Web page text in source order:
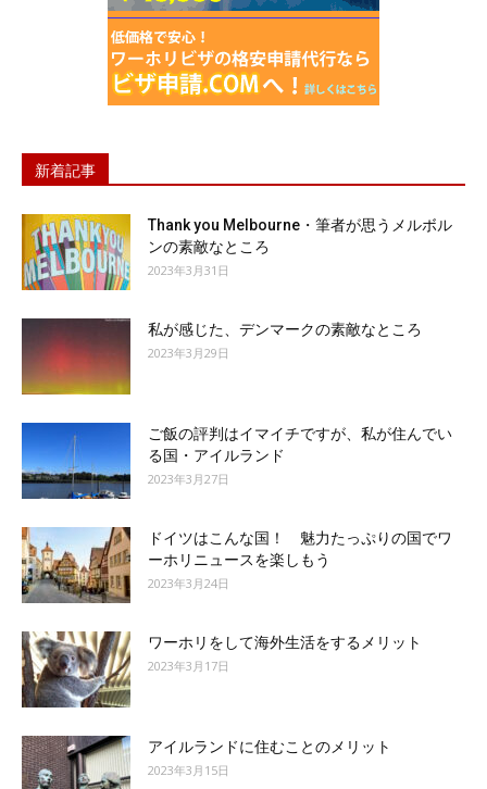
新着記事
Thank you Melbourne・筆者が思うメルボル
ンの素敵なところ
2023年3月31日
私が感じた、デンマークの素敵なところ
2023年3月29日
ご飯の評判はイマイチですが、私が住んでい
る国・アイルランド
2023年3月27日
ドイツはこんな国！ 魅力たっぷりの国でワ
ーホリニュースを楽しもう
2023年3月24日
ワーホリをして海外生活をするメリット
2023年3月17日
アイルランドに住むことのメリット
2023年3月15日